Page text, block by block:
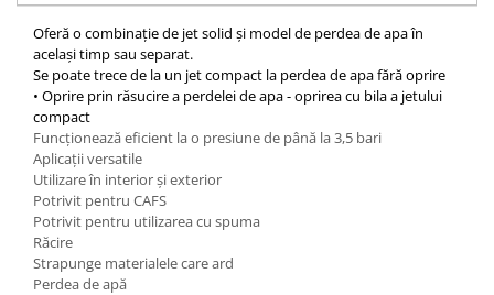
Oferă o combinație de jet solid și model de perdea de apa în
același timp sau separat.
Se poate trece de la un jet compact la perdea de apa fără oprire
• Oprire prin răsucire a perdelei de apa - oprirea cu bila a jetului
compact
Funcționează eficient la o presiune de până la 3,5 bari
Aplicații versatile
Utilizare în interior și exterior
Potrivit pentru CAFS
Potrivit pentru utilizarea cu spuma
Răcire
Strapunge materialele care ard
Perdea de apă